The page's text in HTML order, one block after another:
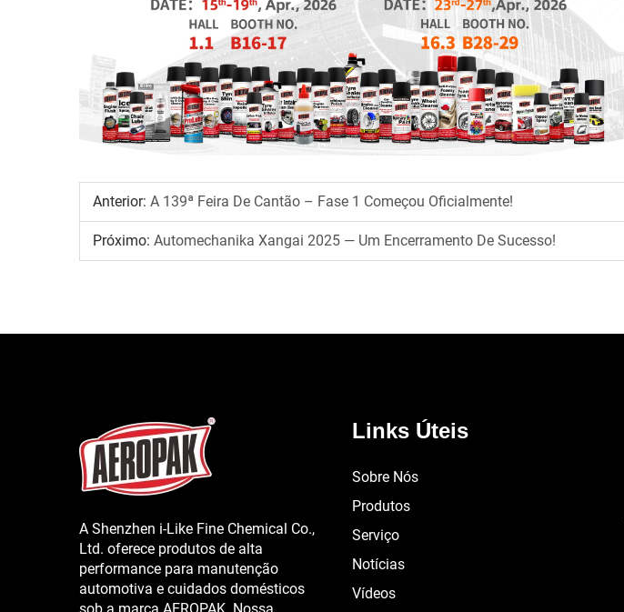
Anterior: A 139ª Feira De Cantão – Fase 1 Começou Oficialmente!
Próximo: Automechanika Xangai 2025 — Um Encerramento De Sucesso!
A Shenzhen i-Like Fine Chemical Co.,
Ltd. oferece produtos de alta
performance para manutenção
automotiva e cuidados domésticos
Links Úteis
Sobre Nós
Produtos
Serviço
Notícias
Vídeos